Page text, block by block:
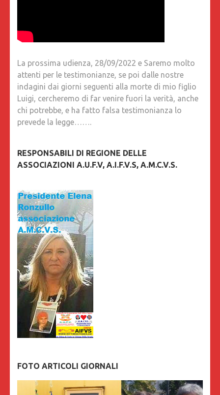
La prossima udienza, 28/09/2022 e Saremo molto
attenti per le testimonianze, se poi dalle nostre
indagini dai giorni seguenti alla morte di mio figlio
Luigi, cercheremo di far venire fuori la verità, anche
chi potrebbe, e ha fatto falsa testimonianza lo
prevede la legge…….
RESPONSABILI DI REGIONE DELLE
ASSOCIAZIONI A.U.F.V, A.I.F.V.S, A.M.C.V.S.
FOTO ARTICOLI GIORNALI